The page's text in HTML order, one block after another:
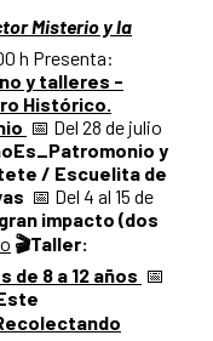
Misterio y la
h Presenta:
y talleres -
Histórico.
📅 Del 28 de julio
y
/ Escuelita de
📅 Del 4 al 15 de
impacto (dos
🎬Taller:
de 8 a 12 años 📅